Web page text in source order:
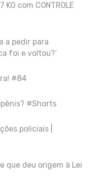
com CONTROLE
a pedir para
foi e voltou?’
#84
#Shorts
policiais |
que deu origem à Lei